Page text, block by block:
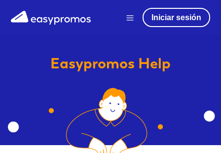
Iniciar sesión
Easypromos Help